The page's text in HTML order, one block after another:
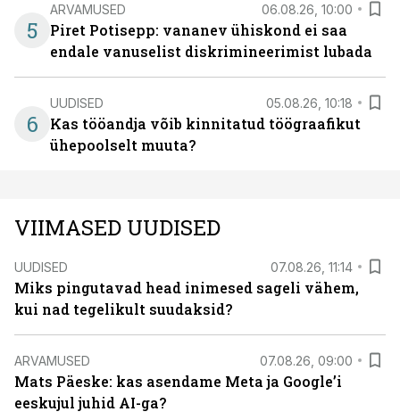
5
ARVAMUSED 06.08.26, 10:00
Piret Potisepp: vananev ühiskond ei saa
endale vanuselist diskrimineerimist lubada
6
UUDISED 05.08.26, 10:18
Kas tööandja võib kinnitatud töögraafikut
ühepoolselt muuta?
VIIMASED UUDISED
UUDISED 07.08.26, 11:14
Miks pingutavad head inimesed sageli vähem,
kui nad tegelikult suudaksid?
ARVAMUSED 07.08.26, 09:00
Mats Päeske: kas asendame Meta ja Google’i
eeskujul juhid AI-ga?